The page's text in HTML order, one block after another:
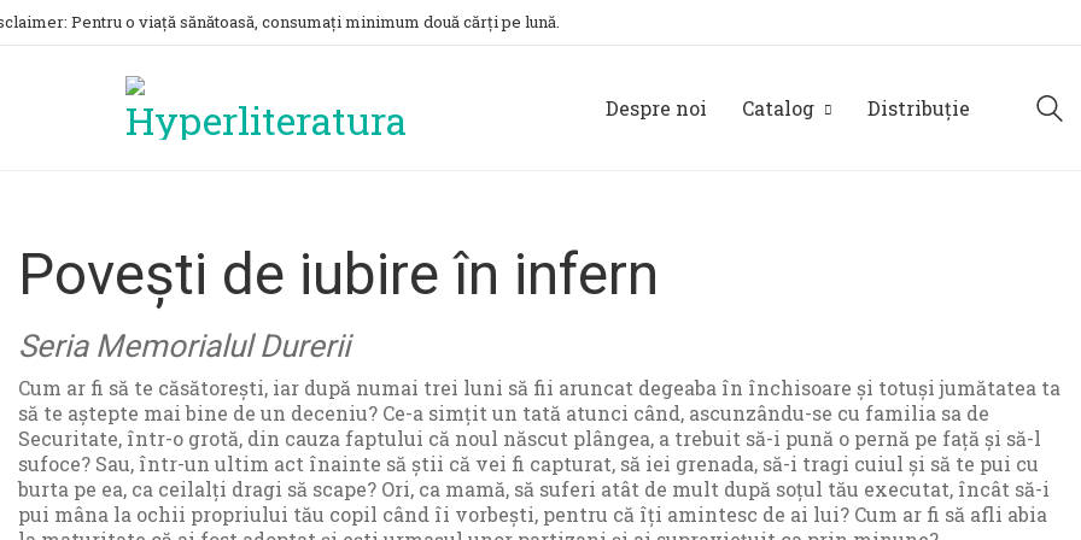
Pentru o viață sănătoasă, consumați minimum două cărți pe lună.
Despre noi Catalog Distribuție
Povești de iubire în infern
Seria Memorialul Durerii
Cum ar fi să te căsătorești, iar după numai trei luni să fii aruncat degeaba în închisoare și totuși jumătatea ta
să te aștepte mai bine de un deceniu? Ce-a simțit un tată atunci când, ascunzându-se cu familia sa de
Securitate, într-o grotă, din cauza faptului că noul născut plângea, a trebuit să-i pună o pernă pe față și să-l
sufoce? Sau, într-un ultim act înainte să știi că vei fi capturat, să iei grenada, să-i tragi cuiul și să te pui cu
burta pe ea, ca ceilalți dragi să scape? Ori, ca mamă, să suferi atât de mult după soțul tău executat, încât să-i
pui mâna la ochii propriului tău copil când îi vorbești, pentru că îți amintesc de ai lui? Cum ar fi să afli abia